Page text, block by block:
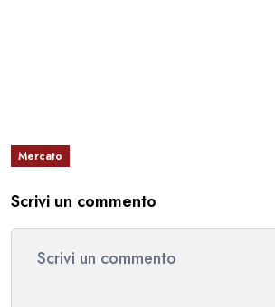
Mercato
Scrivi un commento